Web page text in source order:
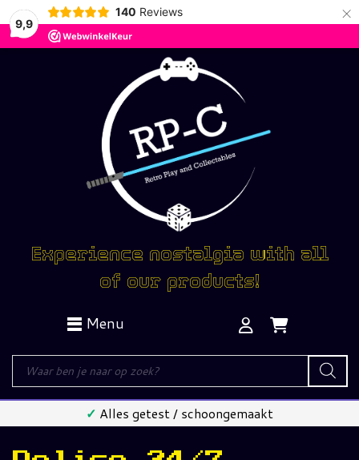
9,9
140 Reviews ×
Experience nostalgia with all
of our products!
Menu
Producten
zoeken
✓ Alles getest / schoongemaakt